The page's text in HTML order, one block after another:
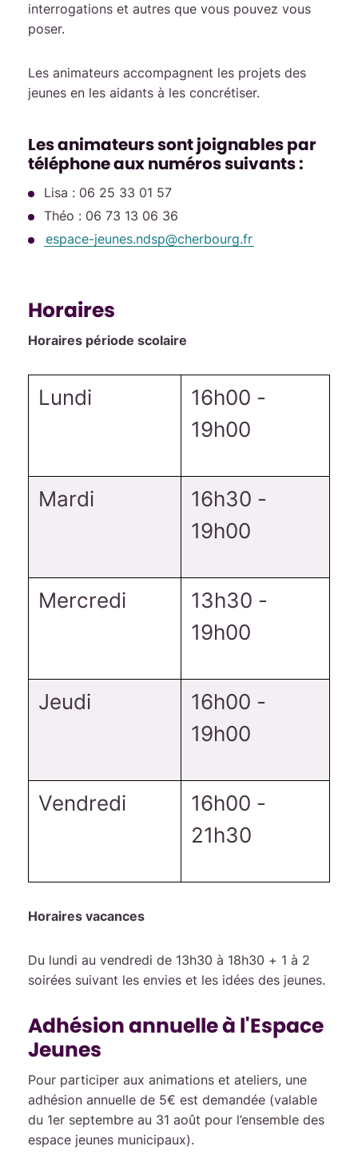
interrogations et autres que vous pouvez vous
poser.
Les animateurs accompagnent les projets des
jeunes en les aidants à les concrétiser.
Les animateurs sont joignables par
téléphone aux numéros suivants :
Lisa : 06 25 33 01 57
Théo : 06 73 13 06 36
espace-jeunes.ndsp@cherbourg.fr
Horaires
Horaires période scolaire
Lundi
16h00 -
19h00
Mardi
16h30 -
19h00
Mercredi
13h30 -
19h00
Jeudi
16h00 -
19h00
Vendredi
16h00 -
21h30
Horaires vacances
Du lundi au vendredi de 13h30 à 18h30 + 1 à 2
soirées suivant les envies et les idées des jeunes.
Adhésion annuelle à l'Espace
Jeunes
Pour participer aux animations et ateliers, une
adhésion annuelle de 5€ est demandée (valable
du 1er septembre au 31 août pour l’ensemble des
espace jeunes municipaux).